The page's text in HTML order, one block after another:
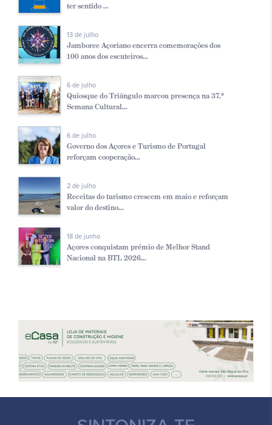
ter sentido ...
13 de julho
Jamboree Açoriano encerra comemorações dos
100 anos dos escuteiros...
6 de julho
Quiosque do Triângulo marcou presença na 37.ª
Semana Cultural...
6 de julho
Governo dos Açores e Turismo de Portugal
reforçam cooperação...
2 de julho
Receitas do turismo crescem em maio e reforçam
valor do destino...
18 de junho
Açores conquistam prémio de Melhor Stand
Nacional na BTL 2026...